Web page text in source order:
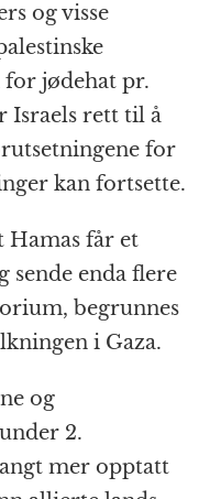
n
t
ai
l
og visse
jødehat pr.
Israels rett til å
for
kan fortsette.
Hamas får et
sende enda flere
begrunnes
i Gaza.
og
2.
mer opptatt